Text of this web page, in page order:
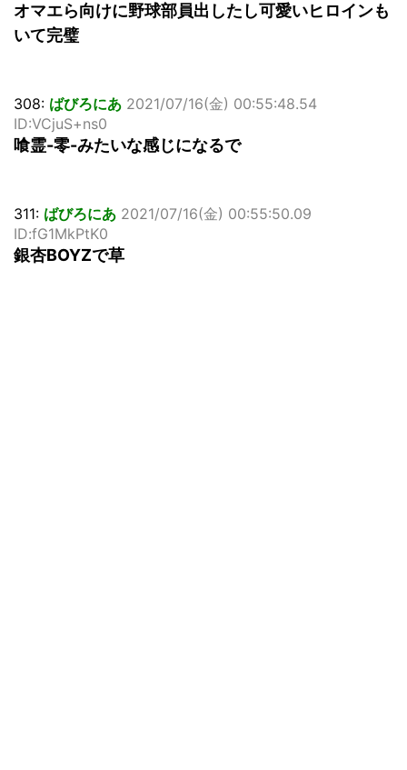
オマエら向けに野球部員出したし可愛いヒロインも
いて完璧
308: ばびろにあ 2021/07/16(金) 00:55:48.54
ID:VCjuS+ns0
喰霊-零-みたいな感じになるで
311: ばびろにあ 2021/07/16(金) 00:55:50.09
ID:fG1MkPtK0
銀杏BOYZで草